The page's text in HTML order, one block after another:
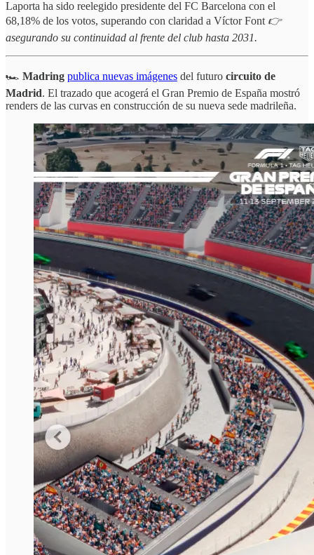
Laporta ha sido reelegido presidente del FC Barcelona con el
68,18% de los votos, superando con claridad a Víctor Font 👉
asegurando su continuidad al frente del club hasta 2031.
🏎️ Madring publica nuevas imágenes del futuro circuito de
Madrid. El trazado que acogerá el Gran Premio de España mostró
renders de las curvas en construcción de su nueva sede madrileña.